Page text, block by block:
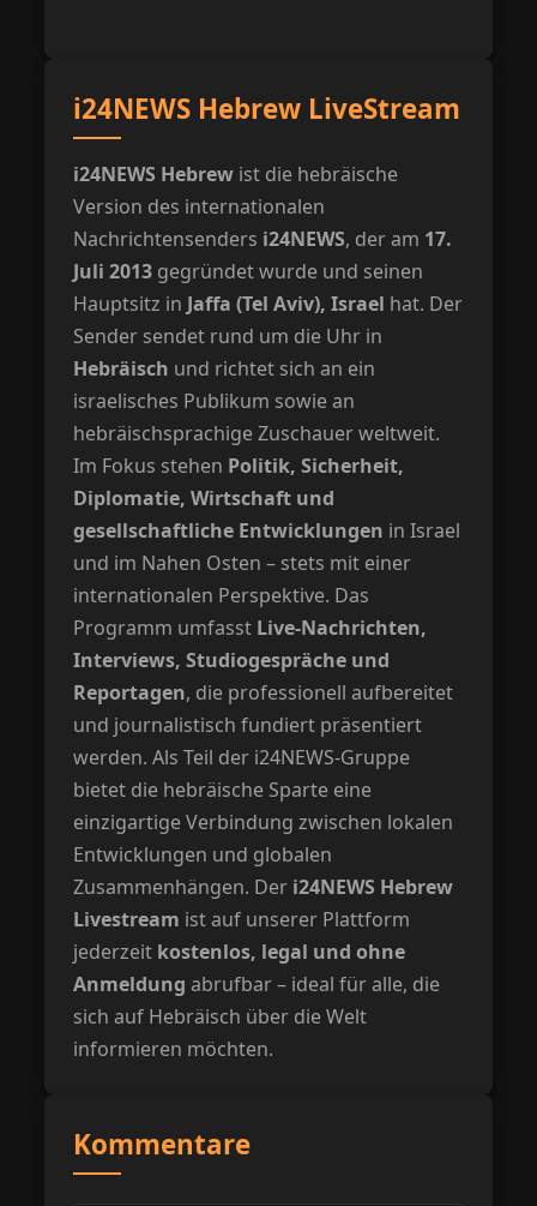
i24NEWS Hebrew LiveStream
i24NEWS Hebrew ist die hebräische
Version des internationalen
Nachrichtensenders i24NEWS, der am 17.
Juli 2013 gegründet wurde und seinen
Hauptsitz in Jaffa (Tel Aviv), Israel hat. Der
Sender sendet rund um die Uhr in
Hebräisch und richtet sich an ein
israelisches Publikum sowie an
hebräischsprachige Zuschauer weltweit.
Im Fokus stehen Politik, Sicherheit,
Diplomatie, Wirtschaft und
gesellschaftliche Entwicklungen in Israel
und im Nahen Osten – stets mit einer
internationalen Perspektive. Das
Programm umfasst Live-Nachrichten,
Interviews, Studiogespräche und
Reportagen, die professionell aufbereitet
und journalistisch fundiert präsentiert
werden. Als Teil der i24NEWS-Gruppe
bietet die hebräische Sparte eine
einzigartige Verbindung zwischen lokalen
Entwicklungen und globalen
Zusammenhängen. Der i24NEWS Hebrew
Livestream ist auf unserer Plattform
jederzeit kostenlos, legal und ohne
Anmeldung abrufbar – ideal für alle, die
sich auf Hebräisch über die Welt
informieren möchten.
Kommentare